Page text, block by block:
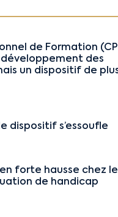
de Formation
développement des
un dispositif de
dispositif s’essoufle
forte hausse chez
de handicap